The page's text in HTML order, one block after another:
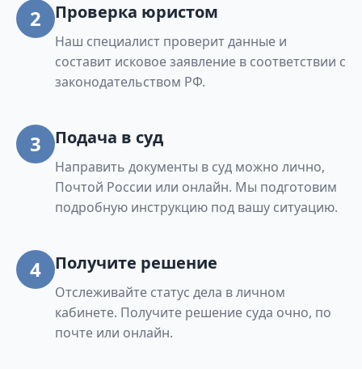
2 Проверка юристом
Наш специалист проверит данные и
составит исковое заявление в соответствии с
законодательством РФ.
3 Подача в суд
Направить документы в суд можно лично,
Почтой России или онлайн. Мы подготовим
подробную инструкцию под вашу ситуацию.
4 Получите решение
Отслеживайте статус дела в личном
кабинете. Получите решение суда очно, по
почте или онлайн.